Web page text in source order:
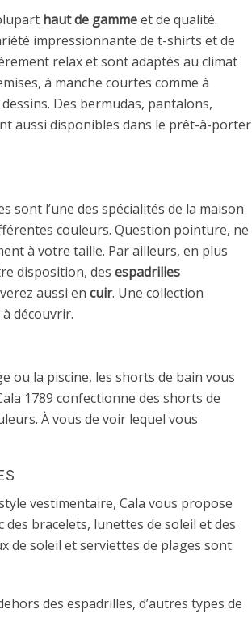
haut de gammeet de qualité.
impressionnante de t-shirts et de
relax et sont adaptés au climat
à manche courtes comme à
Des bermudas, pantalons,
aussi disponibles dans le prêt-à-porter
sont l’une des spécialités de la maison
couleurs. Question pointure, ne
à votre taille. Par ailleurs, en plus
disposition, des espadrilles
aussi en cuir. Une collection
découvrir.
ou la piscine, les shorts de bain vous
1789 confectionne des shorts de
À vous de voir lequel vous
vestimentaire, Cala vous propose
bracelets, lunettes de soleil et des
de soleil et serviettes de plages sont
des espadrilles, d’autres types de